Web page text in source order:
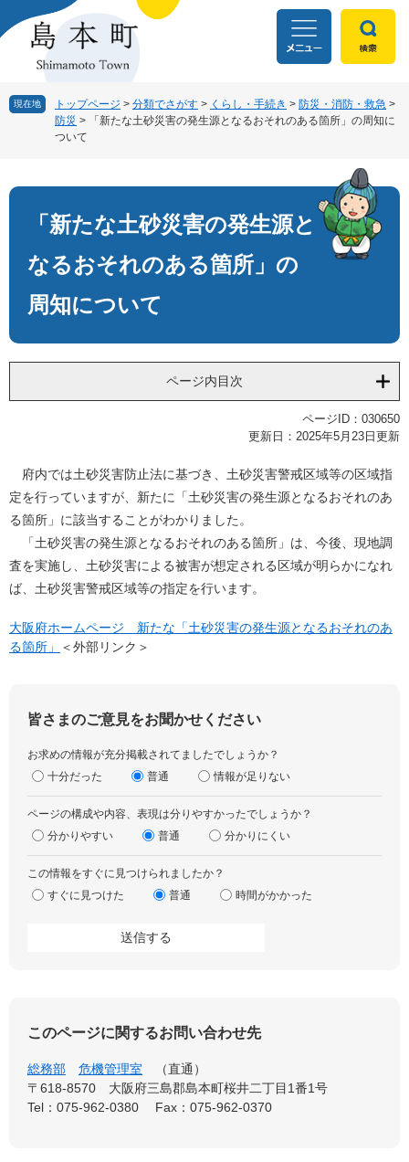
ー
ニ
現在地 トップページ > 分類でさがす > くらし・手続き > 防災・消防・救急 >
防災 >
「新たな土砂災害の発生源となるおそれのある箇所」の周知に
ついて
文
「新たな土砂災害の発生源と
なるおそれのある箇所」の
周知について
ページ内目次
ページID：030650
更新日：2025年5月23日更新
府内では土砂災害防止法に基づき、土砂災害警戒区域等の区域指
定を行っていますが、新たに「土砂災害の発生源となるおそれのあ
る箇所」に該当することがわかりました。
「土砂災害の発生源となるおそれのある箇所」は、今後、現地調
査を実施し、土砂災害による被害が想定される区域が明らかになれ
ば、土砂災害警戒区域等の指定を行います。
大阪府ホームページ 新たな「土砂災害の発生源となるおそれのあ
る箇所」
＜外部リンク＞
皆さまのご意見をお聞かせください
お求めの情報が充分掲載されてましたでしょうか？
十分だった
普通 情報が足りない
ページの構成や内容、表現は分りやすかったでしょうか？
分かりやすい
普通 分かりにくい
この情報をすぐに見つけられましたか？
すぐに見つけた
普通 時間がかかった
このページに関するお問い合わせ先
総務部 危機管理室
直通
〒618-8570
大阪府三島郡島本町桜井二丁目1番1号
Tel：075-962-0380
Fax：075-962-0370